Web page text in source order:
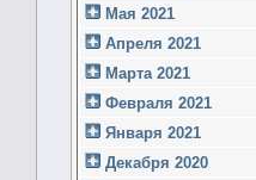
Мая 2021
Апреля 2021
Марта 2021
Февраля 2021
Января 2021
Декабря 2020